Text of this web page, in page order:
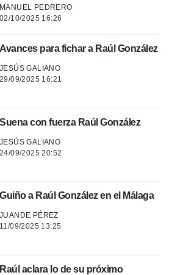
MANUEL PEDRERO
02/10/2025 16:26
Avances para fichar a Raúl González
JESÚS GALIANO
29/09/2025 16:21
Suena con fuerza Raúl González
JESÚS GALIANO
24/09/2025 20:52
Guiño a Raúl González en el Málaga
JUANDE PÉREZ
11/09/2025 13:25
Raúl aclara lo de su próximo